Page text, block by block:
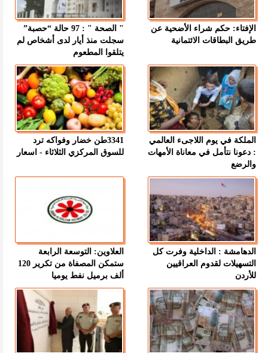
الإفتاء: حكم شراء الأضحية عن
طريق البطاقات الائتمانية
" الصحة " : 97 حالة “حصبة”
سجلت منذ أيار لدى أشخاص لم
يتلقوا المطعوم
الملكة في يوم اللاجىء العالمي
: دعونا نتأمل في معاناة الأمهات
والرضع
3341طن خضار وفواكه ترد
للسوق المركزي الثلاثاء - اسعار
الدهامشة : الداخلية وفرت كل
التسهيلات لقدوم العراقيين
للأردن
العلاوين: التوسعة الرابعة
ستمكن المصفاة من تكرير 120
ألف برميل نفط يوميا